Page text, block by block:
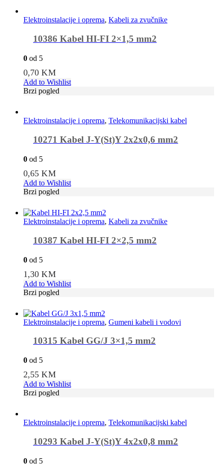
Elektroinstalacije i oprema, Kabeli za zvučnike
10386 Kabel HI-FI 2×1,5 mm2
0 od 5
0,70KM
Add to Wishlist
Brzi pogled
Elektroinstalacije i oprema, Telekomunikacijski kabel
10271 Kabel J-Y(St)Y 2x2x0,6 mm2
0 od 5
0,65KM
Add to Wishlist
Brzi pogled
Elektroinstalacije i oprema, Kabeli za zvučnike
10387 Kabel HI-FI 2×2,5 mm2
0 od 5
1,30KM
Add to Wishlist
Brzi pogled
Elektroinstalacije i oprema, Gumeni kabeli i vodovi
10315 Kabel GG/J 3×1,5 mm2
0 od 5
2,55KM
Add to Wishlist
Brzi pogled
Elektroinstalacije i oprema, Telekomunikacijski kabel
10293 Kabel J-Y(St)Y 4x2x0,8 mm2
0 od 5